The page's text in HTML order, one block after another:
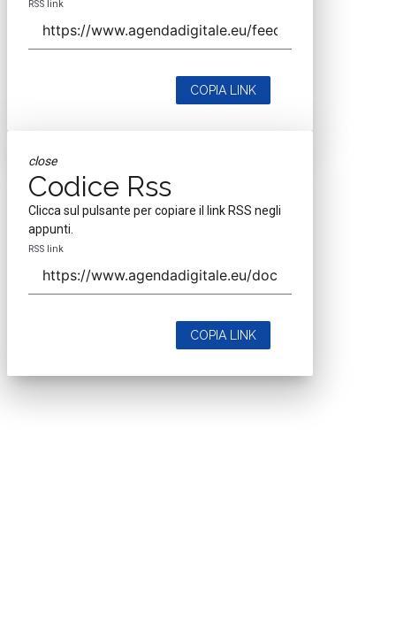
RSS link
COPIA LINK
close
Codice Rss
Clicca sul pulsante per copiare il link RSS negli
appunti.
RSS link
COPIA LINK